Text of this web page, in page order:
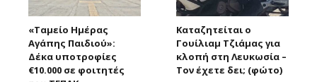
«Ταμείο Ημέρας
Αγάπης Παιδιού»:
Δέκα υποτροφίες
€10.000 σε φοιτητές
Καταζητείται ο
Γουίλιαμ Τζιάμας για
κλοπή στη Λευκωσία –
Τον έχετε δει; (φώτο)